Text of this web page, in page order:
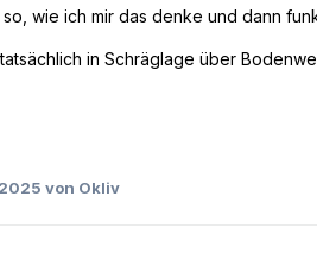
wie ich mir das denke und dann
in Schräglage über
von Okliv